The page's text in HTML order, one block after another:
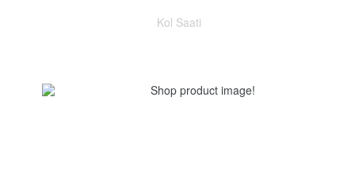
Kol Saati